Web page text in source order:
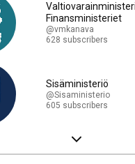
Finansministeriet
@vmkanava
628 subscribers
Sisäministeriö
@Sisaministerio
605 subscribers